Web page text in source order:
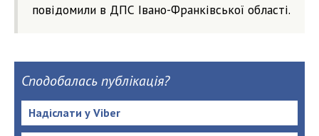
повідомили в ДПС Івано-Франківської області.
Сподобалась публікація?
Надіслати у Viber